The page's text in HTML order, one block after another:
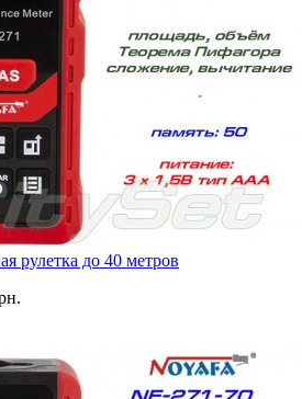
рулетка до 40 метров